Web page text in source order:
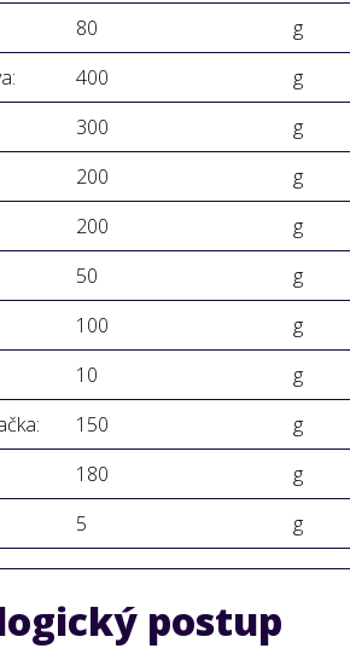
80
g
400 g
300
g
200 g
200
g
50
g
100
g
10
g
150 g
180
g
5
g
postup